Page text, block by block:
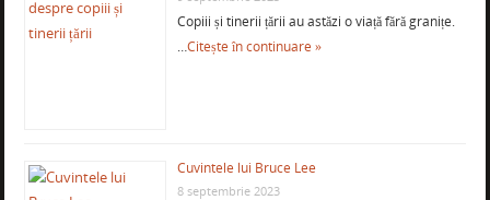
Copiii și tinerii țării au astăzi o viață fără granițe.
…Citește în continuare »
Cuvintele lui Bruce Lee
8 septembrie 2023